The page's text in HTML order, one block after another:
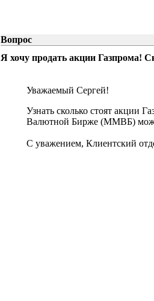
Вопрос
Я хочу продать акции Газпрома!
Уважаемый Сергей!
Узнать сколько стоят акции
Валютной Бирже (ММВБ)
С уважением, Клиентский